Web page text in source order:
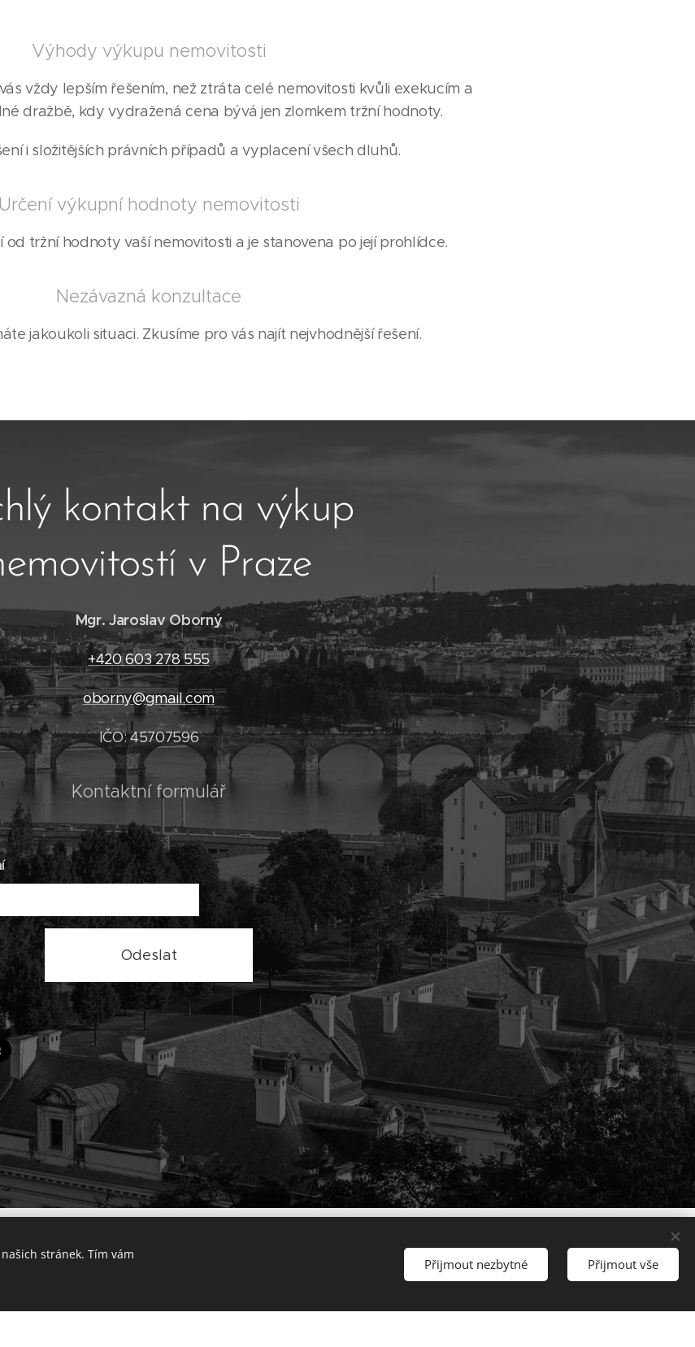
Výhody výkupu nemovitosti
vždy lepším řešením, než ztráta celé nemovitosti kvůli exekucím a
dražbě, kdy vydražená cena bývá jen zlomkem tržní hodnoty.
i složitějších právních případů a vyplacení všech dluhů.
Určení výkupní hodnoty nemovitosti
tržní hodnoty vaší nemovitosti a je stanovena po její prohlídce.
Nezávazná konzultace
jakoukoli situaci. Zkusíme pro vás najít nejvhodnější řešení.
kontakt na výkup
v Praze
Mgr. Jaroslav Oborný
+420 603 278 555
oborny@gmail.com
IČO: 45707596
Kontaktní formulář
Odeslat
Lokality
stránek. Tím vám
Přijmout nezbytné Přijmout vše